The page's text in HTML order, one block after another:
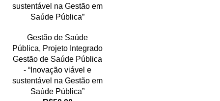
sustentável na Gestão em
Saúde Pública”
Gestão de Saúde
Pública, Projeto Integrado
Gestão de Saúde Pública
- “Inovação viável e
sustentável na Gestão em
Saúde Pública”